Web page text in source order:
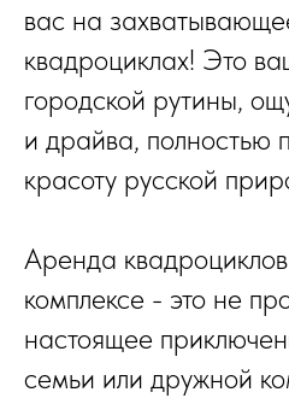
вас на
квадроциклах! Это
городской рутины,
и драйва, полностью
красоту русской
Аренда
комплексе - это не
настоящее
семьи или дружной